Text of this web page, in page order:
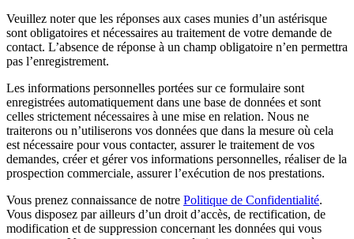
Veuillez noter que les réponses aux cases munies d’un astérisque
sont obligatoires et nécessaires au traitement de votre demande de
contact. L’absence de réponse à un champ obligatoire n’en permettra
pas l’enregistrement.
Les informations personnelles portées sur ce formulaire sont
enregistrées automatiquement dans une base de données et sont
celles strictement nécessaires à une mise en relation. Nous ne
traiterons ou n’utiliserons vos données que dans la mesure où cela
est nécessaire pour vous contacter, assurer le traitement de vos
demandes, créer et gérer vos informations personnelles, réaliser de la
prospection commerciale, assurer l’exécution de nos prestations.
Vous prenez connaissance de notre Politique de Confidentialité.
Vous disposez par ailleurs d’un droit d’accès, de rectification, de
modification et de suppression concernant les données qui vous